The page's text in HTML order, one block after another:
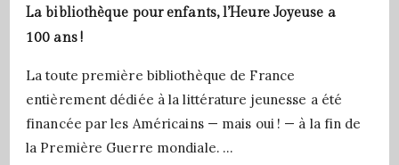
La bibliothèque pour enfants, l’Heure Joyeuse a
100 ans !
La toute première bibliothèque de France
entièrement dédiée à la littérature jeunesse a été
financée par les Américains — mais oui ! — à la fin de
la Première Guerre mondiale. …